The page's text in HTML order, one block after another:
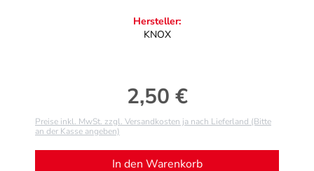
Hersteller:
KNOX
Regulärer Preis:
2,50 €
Preise inkl. MwSt. zzgl. Versandkosten ja nach Lieferland (Bitte
an der Kasse angeben)
In den Warenkorb